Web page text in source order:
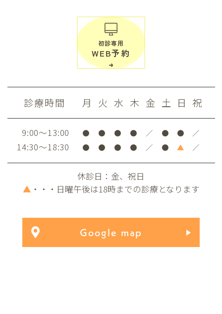
初診専用
WEB予約
診療時間 月 火 水 木 金 土 日 祝
9:00～13:00 ● ● ● ● ／ ● ● ／
14:30～18:30 ● ● ● ● ／ ● ▲ ／
休診日：金、祝日
▲ ・・・日曜午後は18時までの診療となります
Google map